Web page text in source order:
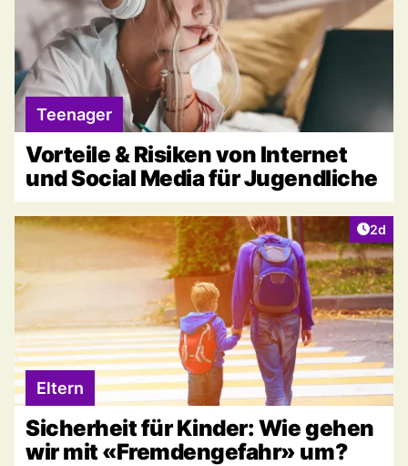
Teenager
Vorteile & Risiken von Internet
und Social Media für Jugendliche
2d
Eltern
Sicherheit für Kinder: Wie gehen
wir mit «Fremdengefahr» um?